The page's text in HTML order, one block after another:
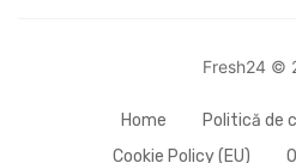
Fresh24 ©
Home
Politică de
Cookie Policy (EU)